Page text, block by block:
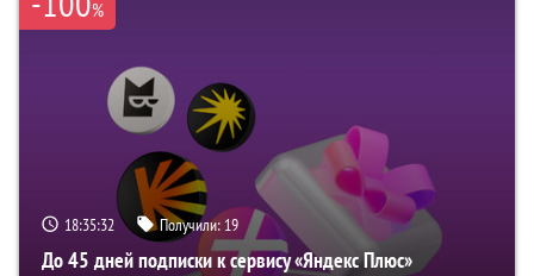
%
18:35:32 Получили: 19
До 45 дней подписки к сервису «Яндекс Плюс»